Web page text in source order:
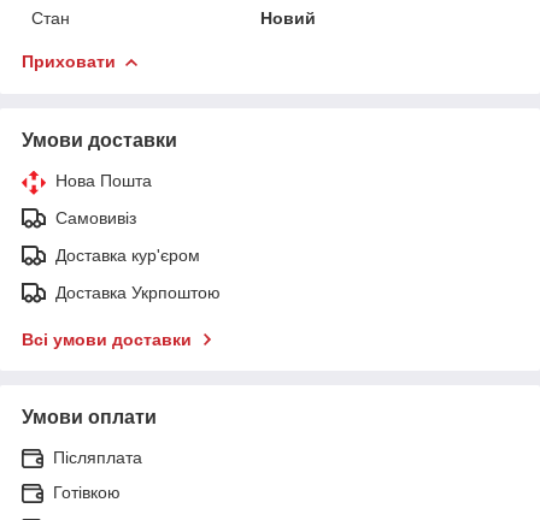
Стан
Новий
Приховати
Умови доставки
Нова Пошта
Самовивіз
Доставка кур'єром
Доставка Укрпоштою
Всі умови доставки
Умови оплати
Післяплата
Готівкою